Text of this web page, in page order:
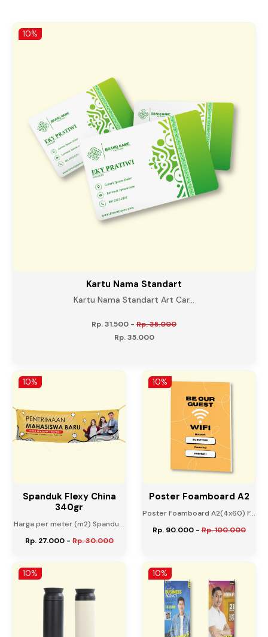
10%
Kartu Nama Standart
Kartu Nama Standart Art Car...
Rp. 31.500 - Rp. 35.000
Rp. 35.000
10%
Spanduk Flexy China
340gr
Harga per meter (m2) Spandu...
Rp. 27.000-Rp. 30.000
10%
Poster Foamboard A2
Poster Foamboard A2(4x60) F...
Rp. 90.000-Rp. 100.000
10% 10%